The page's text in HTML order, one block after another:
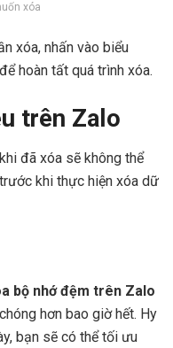
xóa
xóa, nhấn vào biểu
hoàn tất quá trình xóa.
trên Zalo
đã xóa sẽ không thể
khi thực hiện xóa dữ
bộ nhớ đệm trên Zalo
hơn bao giờ hết. Hy
bạn sẽ có thể tối ưu